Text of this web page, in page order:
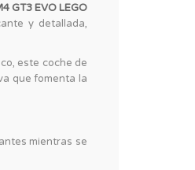
GT3 EVO LEGO
y detallada,
este coche de
que fomenta la
mientras se